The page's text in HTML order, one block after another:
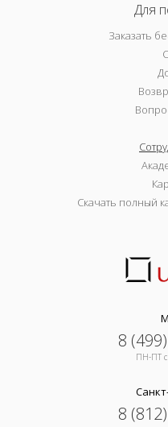
Для
Заказать
Скачать полный
8
ПН-ПТ c
8